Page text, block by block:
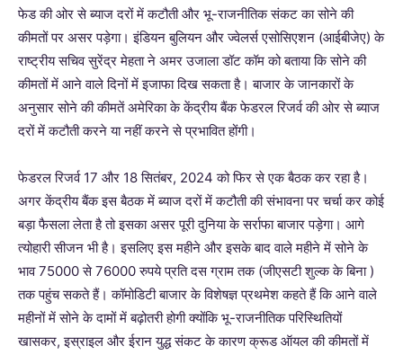
फेड की ओर से ब्याज दरों में कटौती और भू-राजनीतिक संकट का सोने की
कीमतों पर असर पड़ेगा। इंडियन बुलियन और ज्वेलर्स एसोसिएशन (आईबीजेए) के
राष्ट्रीय सचिव सुरेंद्र मेहता ने अमर उजाला डॉट कॉम को बताया कि सोने की
कीमतों में आने वाले दिनों में इजाफा दिख सकता है। बाजार के जानकारों के
अनुसार सोने की कीमतें अमेरिका के केंद्रीय बैंक फेडरल रिजर्व की ओर से ब्याज
दरों में कटौती करने या नहीं करने से प्रभावित होंगी।
फेडरल रिजर्व 17 और 18 सितंबर, 2024 को फिर से एक बैठक कर रहा है।
अगर केंद्रीय बैंक इस बैठक में ब्याज दरों में कटौती की संभावना पर चर्चा कर कोई
बड़ा फैसला लेता है तो इसका असर पूरी दुनिया के सर्राफा बाजार पड़ेगा। आगे
त्योहारी सीजन भी है। इसलिए इस महीने और इसके बाद वाले महीने में सोने के
भाव 75000 से 76000 रुपये प्रति दस ग्राम तक (जीएसटी शुल्क के बिना )
तक पहुंच सकते हैं। कॉमोडिटी बाजार के विशेषज्ञ प्रथमेश कहते हैं कि आने वाले
महीनों में सोने के दामों में बढ़ोतरी होगी क्योंकि भू-राजनीतिक परिस्थितियों
खासकर, इस्राइल और ईरान युद्ध संकट के कारण क्रूड ऑयल की कीमतों में